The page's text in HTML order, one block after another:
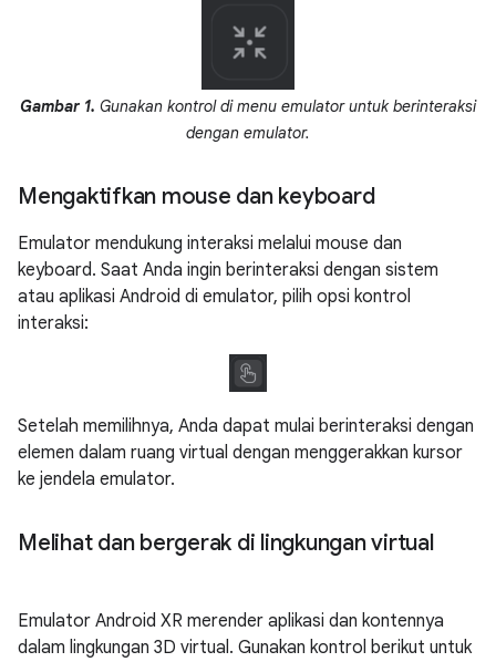
Gambar 1. Gunakan kontrol di menu emulator untuk berinteraksi
dengan emulator.
Mengaktifkan mouse dan keyboard
Emulator mendukung interaksi melalui mouse dan
keyboard. Saat Anda ingin berinteraksi dengan sistem
atau aplikasi Android di emulator, pilih opsi kontrol
interaksi:
Setelah memilihnya, Anda dapat mulai berinteraksi dengan
elemen dalam ruang virtual dengan menggerakkan kursor
ke jendela emulator.
Melihat dan bergerak di lingkungan virtual
Emulator Android XR merender aplikasi dan kontennya
dalam lingkungan 3D virtual. Gunakan kontrol berikut untuk